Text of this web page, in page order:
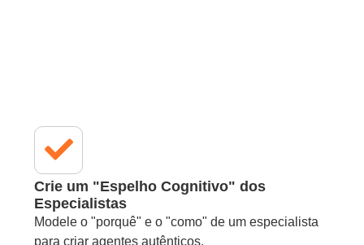
Crie um "Espelho Cognitivo" dos
Especialistas
Modele o "porquê" e o "como" de um especialista
para criar agentes autênticos.